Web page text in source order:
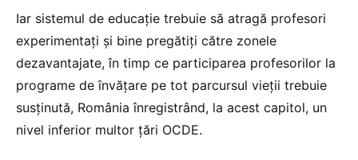
Iar sistemul de educație trebuie să atragă profesori
experimentați și bine pregătiți către zonele
dezavantajate, în timp ce participarea profesorilor la
programe de învățare pe tot parcursul vieții trebuie
susținută, România înregistrând, la acest capitol, un
nivel inferior multor țări OCDE.